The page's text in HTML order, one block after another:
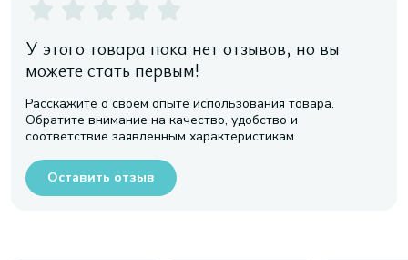
У этого товара пока нет отзывов, но вы
можете стать первым!
Расскажите о своем опыте использования товара.
Обратите внимание на качество, удобство и
соответствие заявленным характеристикам
Оставить отзыв